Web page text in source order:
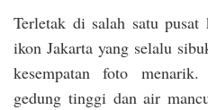
Terletak di salah satu pusat
ikon Jakarta yang selalu
kesempatan foto
gedung tinggi dan air